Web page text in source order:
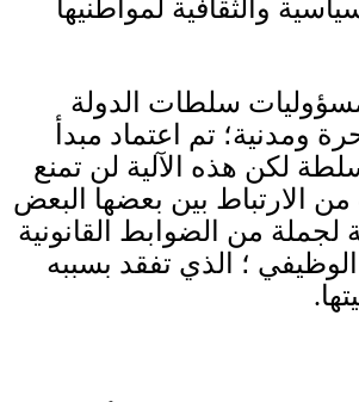
والثقافية لمواطنيها
سلطات الدولة
ومدنية؛ تم اعتماد مبدأ
لكن هذه الآلية لن تمنع
الارتباط بين بعضها البعض
لجملة من الضوابط القانونية
الوظيفي ؛ الذي تفقد بسببه
.